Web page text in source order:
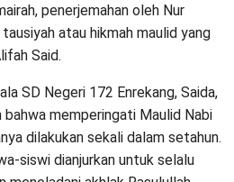
penerjemahan oleh Nur
atau hikmah maulid yang
Said.
SD Negeri 172 Enrekang, Saida,
bahwa memperingati Maulid Nabi
dilakukan sekali dalam setahun.
siswi dianjurkan untuk selalu